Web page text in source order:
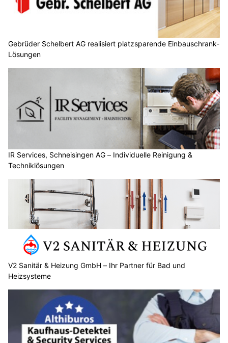
ASBI Arbeitssicherheit GmbH: Sicherheitsschulungen für Bauunternehmen
Bär Reinigungsservice, Reichenburg SZ: Unterhalts- und Spezialreinigungen
Dudler & Co GmbH: Rollläden, Lamellen & Plissees für Innen- und Aussenbereiche
Dämmung im Holzbau: Lösungen für Dach,
Wand und Boden
01.08.25 VON BELMEDIA REDAKTION
Holzbau vereint Tragfähigkeit, Nachhaltigkeit und
bauphysikalische Stärken. Die richtige Dämmung macht
daraus ein energieeffizientes und behagliches
Gesamtsystem.
Holz allein dämmt nicht ausreichend – erst in Kombination mit
geeigneten Dämmstoffen entfaltet sich die volle
Energieeffizienz. Entscheidend sind Aufbau, Materialwahl und
konstruktive Details in Dach, Wand und Boden.
Weiterlesen
V2 Sanitär & Heizung GmbH – Ihr Partner für Bad und Heizsysteme
AB-Schaltanlagen GmbH – Massgeschneiderte Elektro- und Schaltanlagen
Rundum-Schutz für Personen, Baustellen und Events durch DFC Guard GmbH